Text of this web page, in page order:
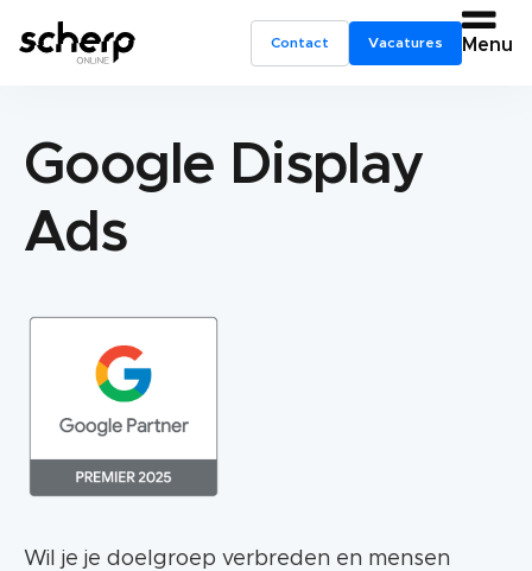
Contact Vacatures Menu
Google Display
Ads
Wil je je doelgroep verbreden en mensen